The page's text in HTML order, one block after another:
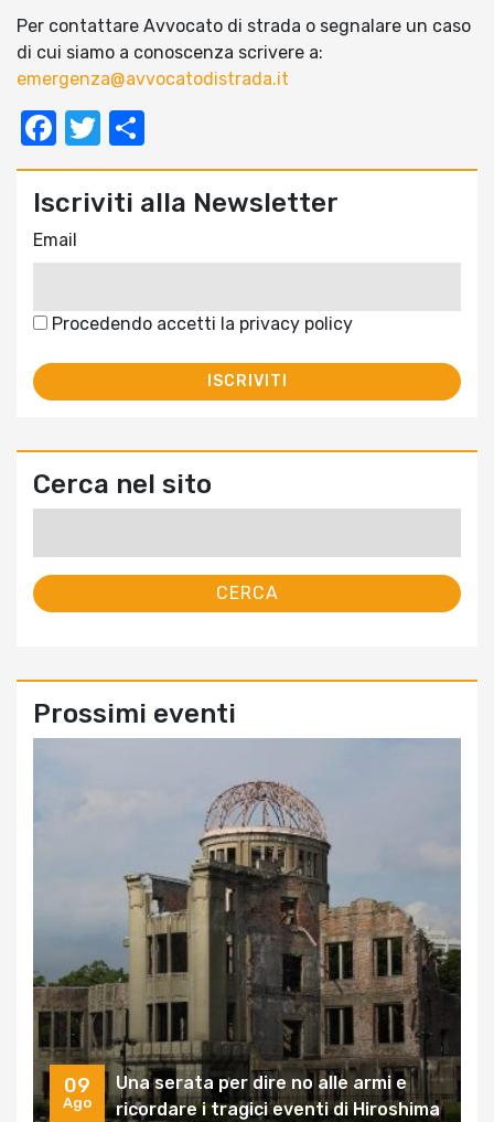
Per contattare Avvocato di strada o segnalare un caso
di cui siamo a conoscenza scrivere a:
emergenza@avvocatodistrada.it
Facebook
Twitter
Iscriviti alla Newsletter
Email
Procedendo accetti la privacy policy
Cerca nel sito
Prossimi eventi
09
Ago
Una serata per dire no alle armi e
ricordare i tragici eventi di Hiroshima